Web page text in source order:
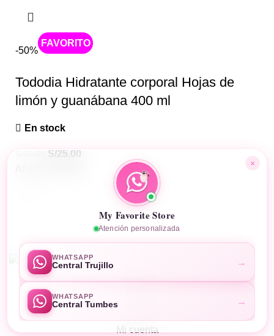
-50%
Caliente
Tododia Hidratante corporal Hojas de
limón y guanábana 400 ml
En stock
S/25.00
MyFavoriteStoreDesarrollado porBusiness Code
Tienda
Mi cuenta
×
My Favorite Store
Atención personalizada
WHATSAPP
Central Trujillo →
WHATSAPP
Central Tumbes →